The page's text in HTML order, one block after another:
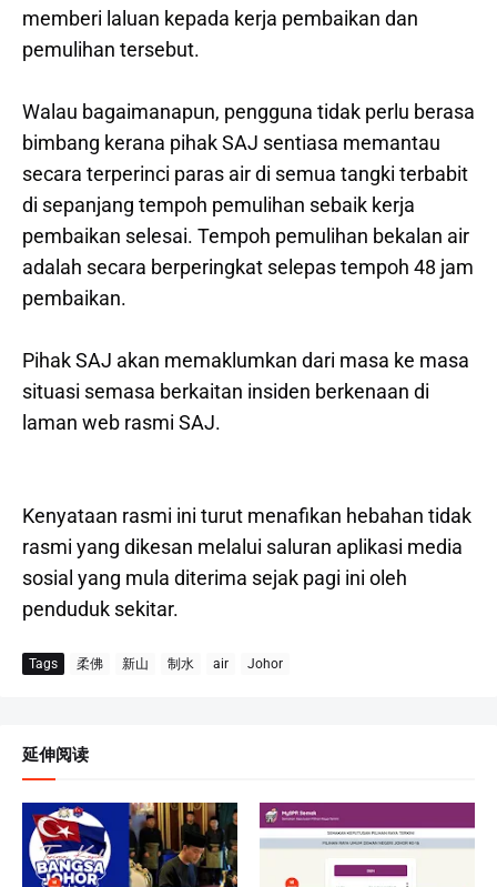
memberi laluan kepada kerja pembaikan dan
pemulihan tersebut.
Walau bagaimanapun, pengguna tidak perlu berasa
bimbang kerana pihak SAJ sentiasa memantau
secara terperinci paras air di semua tangki terbabit
di sepanjang tempoh pemulihan sebaik kerja
pembaikan selesai. Tempoh pemulihan bekalan air
adalah secara berperingkat selepas tempoh 48 jam
pembaikan.
Pihak SAJ akan memaklumkan dari masa ke masa
situasi semasa berkaitan insiden berkenaan di
laman web rasmi SAJ.
Kenyataan rasmi ini turut menafikan hebahan tidak
rasmi yang dikesan melalui saluran aplikasi media
sosial yang mula diterima sejak pagi ini oleh
penduduk sekitar.
Tags 柔佛 新山 制水 air Johor
延伸阅读